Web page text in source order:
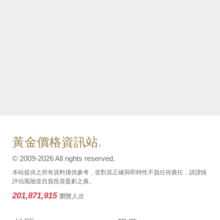
黃金價格資訊站.
© 2009-2026 All rights reserved.
本站提供之所有資料僅供參考，並對其正確與即時性不負任何責任，請謹慎
評估風險並自負投資盈虧之責。
201,871,915 瀏覽人次